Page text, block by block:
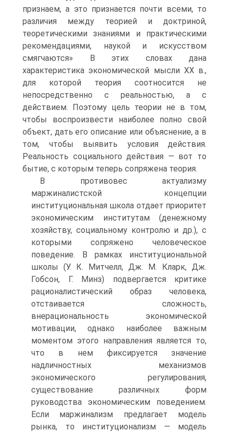
признаем, а это признается почти всеми, то
различия между теорией и доктриной,
теоретическими знаниями и практическими
рекомендациями, наукой и искусством
смягчаются» В этих словах дана
характеристика экономической мысли XX в.,
для которой теория соотносится не
непосредственно с реальностью, а с
действием. Поэтому цель теории не в том,
чтобы воспроизвести наиболее полно свой
объект, дать его описание или объяснение, а в
том, чтобы выявить условия действия.
Реальность социального действия — вот то
бытие, с которым теперь сопряжена теория.
В противовес актуализму
маржиналистской концепции
институциональная школа отдает приоритет
экономическим институтам (денежному
хозяйству, социальному контролю и др.), с
которыми сопряжено человеческое
поведение. В рамках институциональной
школы (У. К. Митчелл, Дж. М. Кларк, Дж.
Гобсон, Г. Минз) подвергается критике
рационалистический образ человека,
отстаивается сложность,
внерациональность экономической
мотивации, однако наиболее важным
моментом этого направления является то,
что в нем фиксируется значение
надличностных механизмов
экономического регулирования,
существование различных форм
руководства экономическим поведением.
Если маржинализм предлагает модель
рынка, то институционализм — модель